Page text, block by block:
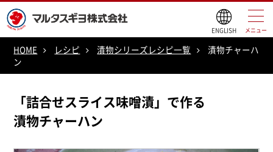
ENGLISH メニュー
HOME レシピ 漬物シリーズレシピ一覧
漬物チャーハ
ン
「詰合せスライス味噌漬」で作る
漬物チャーハン